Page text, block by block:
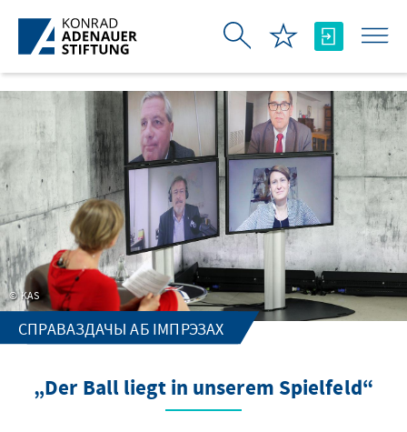
Skip to Main Content
KAS
СПРАВАЗДАЧЫ АБ ІМПРЭЗАХ
„Der Ball liegt in unserem Spielfeld“